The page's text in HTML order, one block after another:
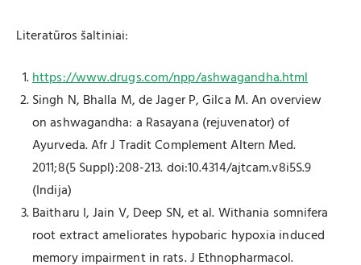
Literatūros šaltiniai:
https://www.drugs.com/npp/ashwagandha.html
Singh N, Bhalla M, de Jager P, Gilca M. An overview
on ashwagandha: a Rasayana (rejuvenator) of
Ayurveda. Afr J Tradit Complement Altern Med.
2011;8(5 Suppl):208-213. doi:10.4314/ajtcam.v8i5S.9
(Indija)
Baitharu I, Jain V, Deep SN, et al. Withania somnifera
root extract ameliorates hypobaric hypoxia induced
memory impairment in rats. J Ethnopharmacol.